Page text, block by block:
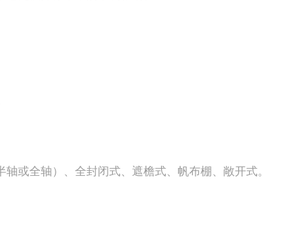
或全轴）、全封闭式、遮檐式、帆布棚、敞开式。